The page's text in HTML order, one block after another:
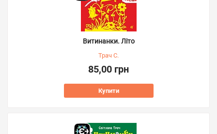
Витинанки. Літо
Трач С.
85,00 грн
Купити